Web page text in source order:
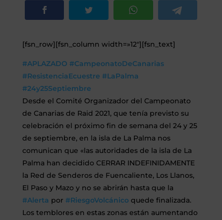
[fsn_row][fsn_column width=»12″][fsn_text]
#APLAZADO #CampeonatoDeCanarias
#ResistenciaEcuestre #LaPalma
#24y25Septiembre
Desde el Comité Organizador del Campeonato
de Canarias de Raid 2021, que tenía previsto su
celebración el próximo fin de semana del 24 y 25
de septiembre, en la isla de La Palma nos
comunican que «las autoridades de la isla de La
Palma han decidido CERRAR INDEFINIDAMENTE
la Red de Senderos de Fuencaliente, Los Llanos,
El Paso y Mazo y no se abrirán hasta que la
#Alerta por #RiesgoVolcánicoquede finalizada.
Los temblores en estas zonas están aumentando